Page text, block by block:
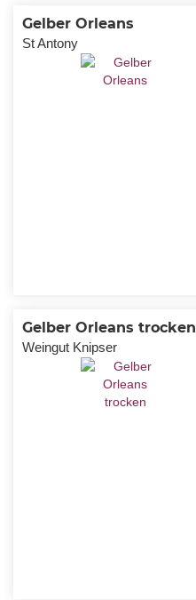
Gelber Orleans
St Antony
Gelber Orleans trocken
Weingut Knipser